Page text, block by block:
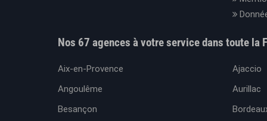
Nos 67 agences à votre service dans toute la
Aix-en-Provence Ajaccio
Angoulême
Aurillac
Besançon